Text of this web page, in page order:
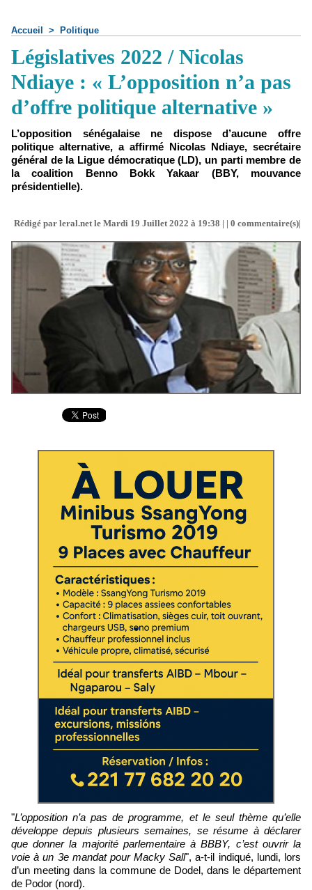
Accueil > Politique
Législatives 2022 / Nicolas
Ndiaye : « L’opposition n’a pas
d’offre politique alternative »
L’opposition sénégalaise ne dispose d’aucune offre
politique alternative, a affirmé Nicolas Ndiaye, secrétaire
général de la Ligue démocratique (LD), un parti membre de
la coalition Benno Bokk Yakaar (BBY, mouvance
présidentielle).
Rédigé par leral.net le Mardi 19 Juillet 2022 à 19:38 | | 0 commentaire(s)|
"L’opposition n’a pas de programme, et le seul thème qu’elle
développe depuis plusieurs semaines, se résume à déclarer
que donner la majorité parlementaire à BBBY, c’est ouvrir la
voie à un 3e mandat pour Macky Sall", a-t-il indiqué, lundi, lors
d’un meeting dans la commune de Dodel, dans le département
de Podor (nord).